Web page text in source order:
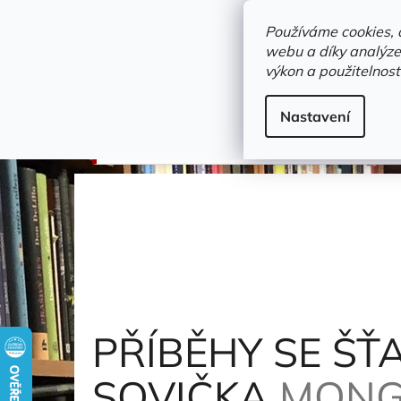
Používáme
webu a díky
výkon a
Nastavení
Novinky Trvalky a
Dětské / Dobrodružné knihy
PŘÍBĚHY SE ŠŤASTNÝM KONCEM -
PŘÍBĚHY SE